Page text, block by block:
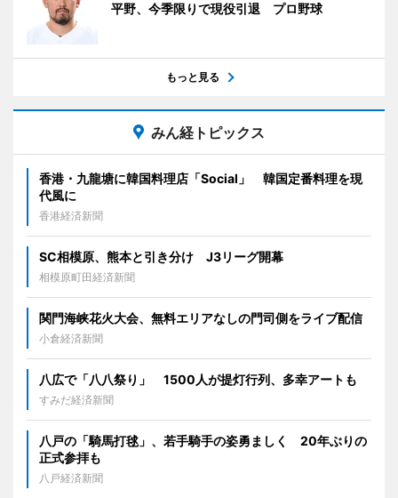
平野、今季限りで現役引退 プロ野球
もっと見る
みん経トピックス
香港・九龍塘に韓国料理店「Social」 韓国定番料理を現
代風に
香港経済新聞
SC相模原、熊本と引き分け J3リーグ開幕
相模原町田経済新聞
関門海峡花火大会、無料エリアなしの門司側をライブ配信
小倉経済新聞
八広で「八八祭り」 1500人が提灯行列、多幸アートも
すみだ経済新聞
八戸の「騎馬打毬」、若手騎手の姿勇ましく 20年ぶりの
正式参拝も
八戸経済新聞